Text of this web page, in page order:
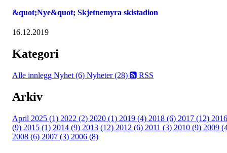
&quot;Nye&quot; Skjetnemyra skistadion
16.12.2019
Kategori
Alle innlegg Nyhet (6) Nyheter (28) RSS
Arkiv
April 2025 (1) 2022 (2) 2020 (1) 2019 (4) 2018 (6) 2017 (12) 2016
(9) 2015 (1) 2014 (9) 2013 (12) 2012 (6) 2011 (3) 2010 (9) 2009
2008 (6) 2007 (3) 2006 (8)